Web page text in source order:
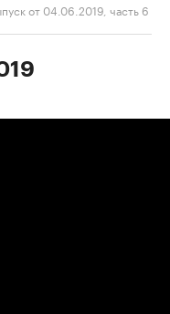
от 04.06.2019, часть 6